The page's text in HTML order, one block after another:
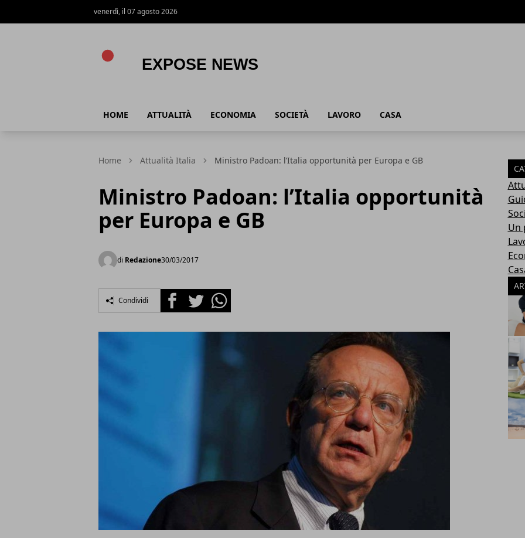
venerdì, il 07 agosto 2026
HOME ATTUALITÀ ECONOMIA SOCIETÀ LAVORO CASA
Home Attualità Italia Ministro Padoan: l’Italia opportunità per Europa e GB
Ministro Padoan: l’Italia opportunità
per Europa e GB
di Redazione30/03/2017
Condividi FacebookTwitterWhatsapp
Un